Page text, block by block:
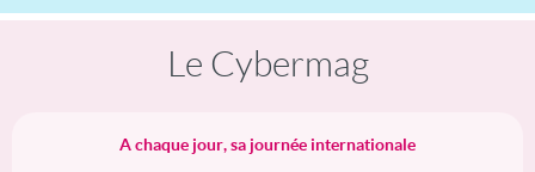
Le Cybermag
A chaque jour, sa journée internationale